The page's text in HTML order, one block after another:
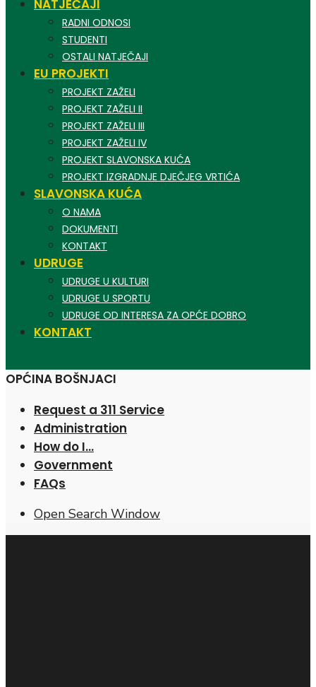
NATJEČAJI
RADNI ODNOSI
STUDENTI
OSTALI NATJEČAJI
EU PROJEKTI
PROJEKT ZAŽELI
PROJEKT ZAŽELI II
PROJEKT ZAŽELI III
PROJEKT ZAŽELI IV
PROJEKT SLAVONSKA KUĆA
PROJEKT IZGRADNJE DJEČJEG VRTIĆA
SLAVONSKA KUĆA
O NAMA
DOKUMENTI
KONTAKT
UDRUGE
UDRUGE U KULTURI
UDRUGE U SPORTU
UDRUGE OD INTERESA ZA OPĆE DOBRO
KONTAKT
OPĆINA BOŠNJACI
Request a 311 Service
Administration
How do I…
Government
FAQs
Open Search Window